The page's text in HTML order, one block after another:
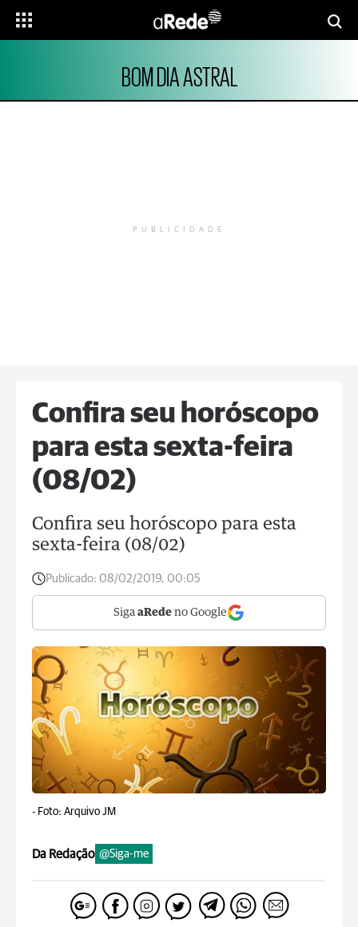
BOM DIA ASTRAL
PUBLICIDADE
Confira seu horóscopo
para esta sexta-feira
(08/02)
Confira seu horóscopo para esta
sexta-feira (08/02)
Publicado: 08/02/2019, 00:05
Siga aRede no Google
- Foto: Arquivo JM
Da Redação @Siga-me